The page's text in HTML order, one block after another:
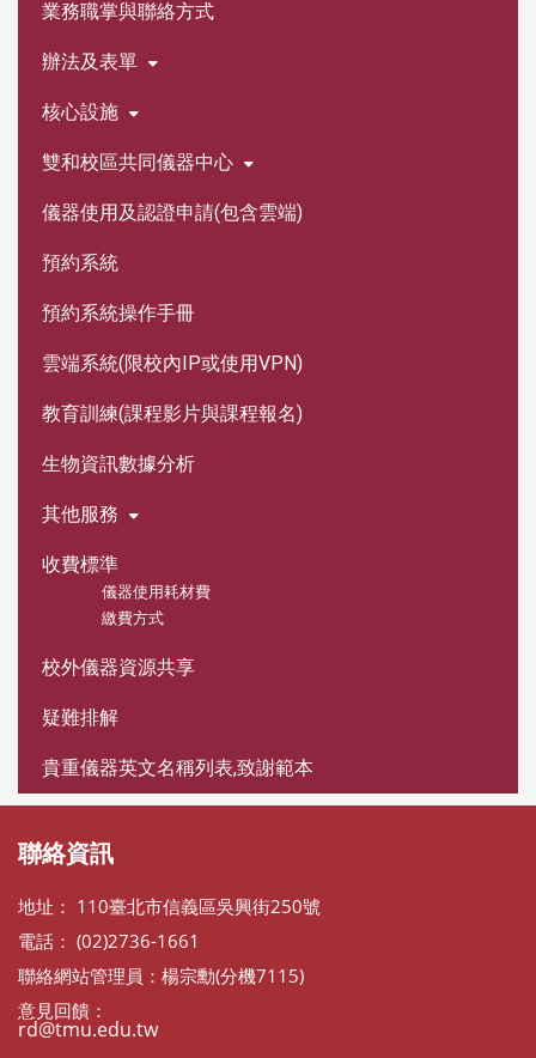
業務職掌與聯絡方式
辦法及表單
核心設施
雙和校區共同儀器中心
儀器使用及認證申請(包含雲端)
預約系統
預約系統操作手冊
雲端系統(限校內IP或使用VPN)
教育訓練(課程影片與課程報名)
生物資訊數據分析
其他服務
收費標準
儀器使用耗材費
繳費方式
校外儀器資源共享
疑難排解
貴重儀器英文名稱列表,致謝範本
聯絡資訊
地址： 110臺北市信義區吳興街250號
電話： (02)2736-1661
聯絡網站管理員：楊宗勳(分機7115)
意見回饋：
rd@tmu.edu.tw